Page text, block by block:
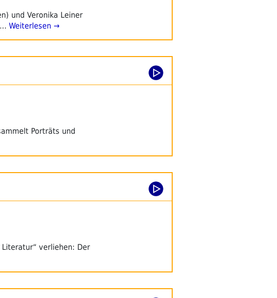
und Veronika Leiner
Weiterlesen →
Porträts und
verliehen: Der